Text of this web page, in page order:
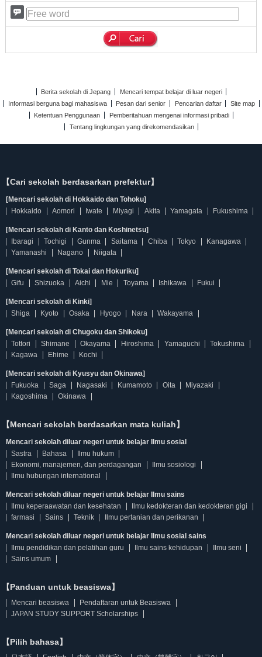
Berita sekolah di Jepang
Mencari tempat belajar di luar negeri
Informasi berguna bagi mahasiswa
Pesan dari senior Pencarian daftar
Site map
Ketentuan Penggunaan
Pemberitahuan mengenai informasi pribadi
Tentang lingkungan yang direkomendasikan
【Cari sekolah berdasarkan prefektur】
[Mencari sekolah di Hokkaido dan Tohoku]
Hokkaido
Aomori Iwate Miyagi Akita Yamagata Fukushima
[Mencari sekolah di Kanto dan Koshinetsu]
Ibaragi
Tochigi Gunma Saitama Chiba Tokyo
Kanagawa
Yamanashi
Nagano Niigata
[Mencari sekolah di Tokai dan Hokuriku]
Gifu
Shizuoka Aichi Mie Toyama Ishikawa Fukui
[Mencari sekolah di Kinki]
Shiga
Kyoto Osaka Hyogo Nara Wakayama
[Mencari sekolah di Chugoku dan Shikoku]
Tottori
Shimane Okayama Hiroshima Yamaguchi
Tokushima
Kagawa
Ehime Kochi
[Mencari sekolah di Kyusyu dan Okinawa]
Fukuoka
Saga Nagasaki Kumamoto Oita
Miyazaki
Kagoshima
Okinawa
【Mencari sekolah berdasarkan mata kuliah】
Mencari sekolah diluar negeri untuk belajar Ilmu sosial
Sastra
Bahasa
Ilmu hukum
Ekonomi, manajemen, dan perdagangan
Ilmu sosiologi
Ilmu hubungan international
Mencari sekolah diluar negeri untuk belajar Ilmu sains
Ilmu keperaawatan dan kesehatan
Ilmu kedokteran dan kedokteran gigi
farmasi
Sains Teknik Ilmu pertanian dan perikanan
Mencari sekolah diluar negeri untuk belajar Ilmu sosial sains
Ilmu pendidikan dan pelatihan guru
Ilmu sains kehidupan
Ilmu seni
Sains umum
【Panduan untuk beasiswa】
Mencari beasiswa
Pendaftaran untuk Beasiswa
JAPAN STUDY SUPPORT Scholarships
【Pilih bahasa】